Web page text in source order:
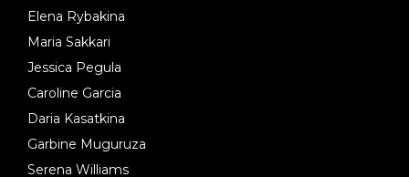
Elena Rybakina
Maria Sakkari
Jessica Pegula
Caroline Garcia
Daria Kasatkina
Garbine Muguruza
Serena Williams